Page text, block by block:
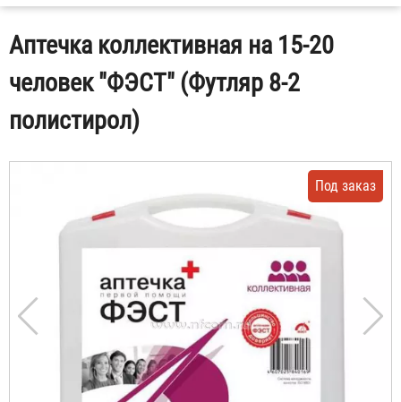
Аптечка коллективная на 15-20
человек "ФЭСТ" (Футляр 8-2
полистирол)
Под заказ